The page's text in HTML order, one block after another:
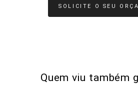
SOLICITE O SEU
Quem viu também